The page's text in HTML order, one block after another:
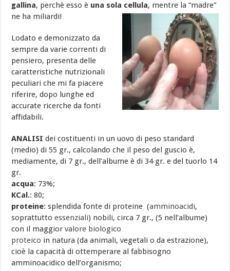
gallina, perchè esso è una sola cellula, mentre la “madre”
ne ha miliardi!
Lodato e demonizzato da
sempre da varie correnti di
pensiero, presenta delle
caratteristiche nutrizionali
peculiari che mi fa piacere
riferire, dopo lunghe ed
accurate ricerche da fonti
affidabili.
ANALISI dei costituenti in un uovo di peso standard
(medio) di 55 gr., calcolando che il peso del guscio è,
mediamente, di 7 gr., dell’albume è di 34 gr. e del tuorlo 14
gr.
acqua: 73%;
KCal.: 80;
proteine: splendida fonte di proteine (amminoacidi,
soprattuttoessenziali) nobili, circa 7 gr., (5 nell’albume)
con il maggiorvalore biologico
proteico in natura (da animali, vegetali o da estrazione),
cioè la capacità di ottemperare al fabbisogno
amminoacidico dell’organismo;